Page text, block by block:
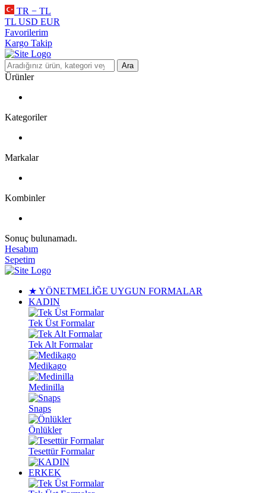
TR − TL
TL USD EUR
Favorilerim
Kargo Takip
Ara
Ürünler
Kategoriler
Markalar
Kombinler
Sonuç bulunamadı.
Hesabım
Sepetim
★ YÖNETMELİĞE UYGUN FORMALAR
KADIN
Tek Üst Formalar
Tek Alt Formalar
Medikago
Medinilla
Snaps
Önlükler
Tesettür Formalar
ERKEK